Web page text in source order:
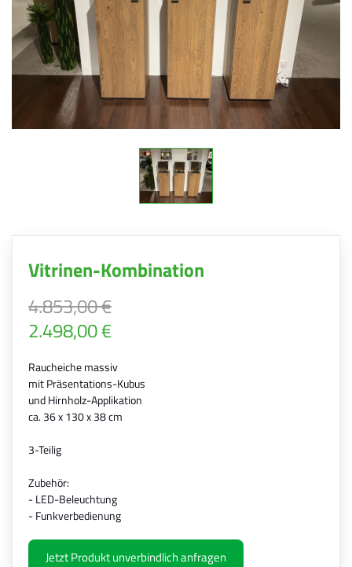
Vitrinen-Kombination
4.853,00 €
2.498,00 €
Raucheiche massiv
mit Präsentations-Kubus
und Hirnholz-Applikation
ca. 36 x 130 x 38 cm
3-Teilig
Zubehör:
- LED-Beleuchtung
- Funkverbedienung
Jetzt Produkt unverbindlich anfragen